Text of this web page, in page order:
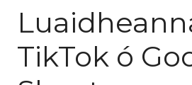
TikTok ó